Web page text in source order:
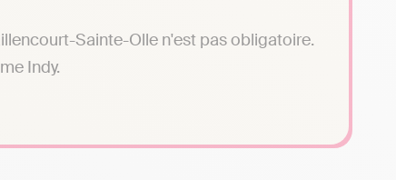
Sainte-Olle n'est pas obligatoire.
Indy.